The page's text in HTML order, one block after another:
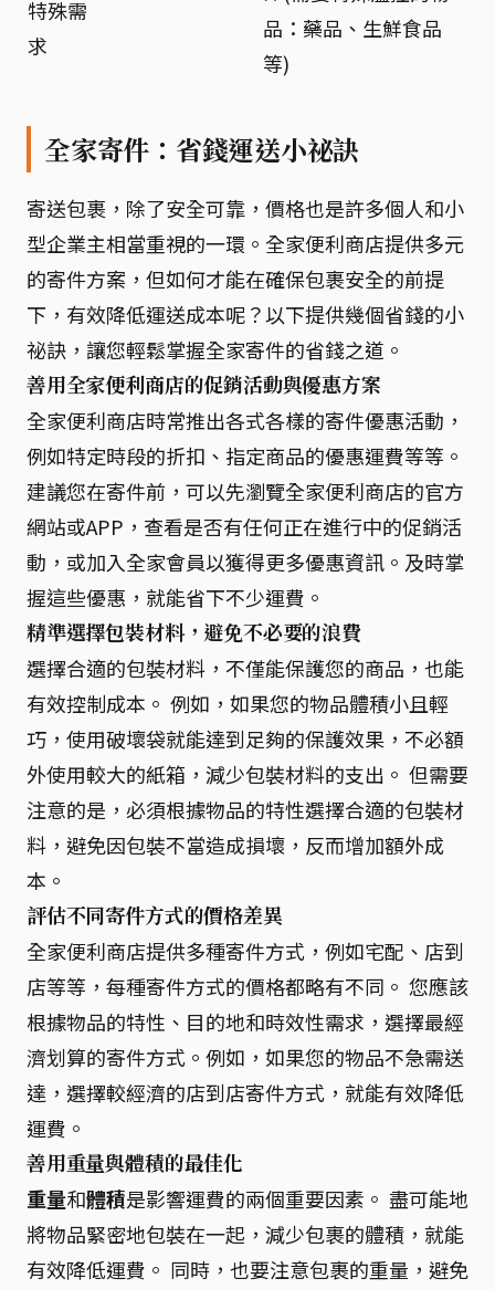
特殊需
求
品：藥品、生鮮食品
等)
全家寄件：省錢運送小祕訣
寄送包裹，除了安全可靠，價格也是許多個人和小
型企業主相當重視的一環。全家便利商店提供多元
的寄件方案，但如何才能在確保包裹安全的前提
下，有效降低運送成本呢？以下提供幾個省錢的小
祕訣，讓您輕鬆掌握全家寄件的省錢之道。
善用全家便利商店的促銷活動與優惠方案
全家便利商店時常推出各式各樣的寄件優惠活動，
例如特定時段的折扣、指定商品的優惠運費等等。
建議您在寄件前，可以先瀏覽全家便利商店的官方
網站或APP，查看是否有任何正在進行中的促銷活
動，或加入全家會員以獲得更多優惠資訊。及時掌
握這些優惠，就能省下不少運費。
精準選擇包裝材料，避免不必要的浪費
選擇合適的包裝材料，不僅能保護您的商品，也能
有效控制成本。 例如，如果您的物品體積小且輕
巧，使用破壞袋就能達到足夠的保護效果，不必額
外使用較大的紙箱，減少包裝材料的支出。 但需要
注意的是，必須根據物品的特性選擇合適的包裝材
料，避免因包裝不當造成損壞，反而增加額外成
本。
評估不同寄件方式的價格差異
全家便利商店提供多種寄件方式，例如宅配、店到
店等等，每種寄件方式的價格都略有不同。 您應該
根據物品的特性、目的地和時效性需求，選擇最經
濟划算的寄件方式。例如，如果您的物品不急需送
達，選擇較經濟的店到店寄件方式，就能有效降低
運費。
善用重量與體積的最佳化
重量和體積是影響運費的兩個重要因素。 盡可能地
將物品緊密地包裝在一起，減少包裹的體積，就能
有效降低運費。 同時，也要注意包裹的重量，避免